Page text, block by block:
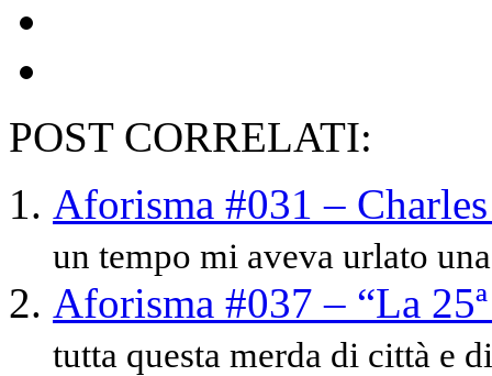
POST CORRELATI:
Aforisma #031 –
un tempo mi aveva urlato
Aforisma #037 – “La
tutta questa merda di città e